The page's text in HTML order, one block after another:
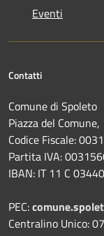
Eventi
Contatti
Comune di Spoleto
Piazza del
Codice Fiscale:
Partita IVA:
IBAN: IT 11 C
PEC:
Centralino Unico: